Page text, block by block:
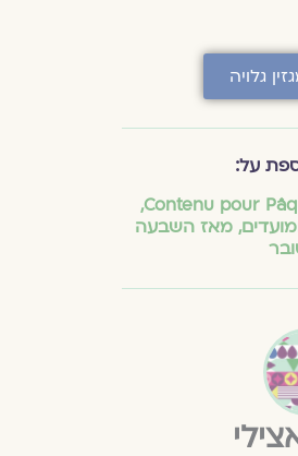
גלויה
על:
,
,מאז השבעה